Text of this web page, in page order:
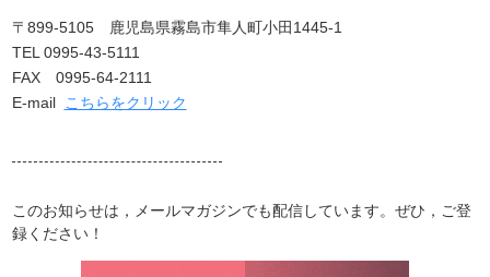
〒899-5105 鹿児島県霧島市隼人町小田1445-1
TEL 0995-43-5111
FAX 0995-64-2111
E-mail
こちらをクリック
このお知らせは，メールマガジンでも配信しています。ぜひ，ご登
録ください！